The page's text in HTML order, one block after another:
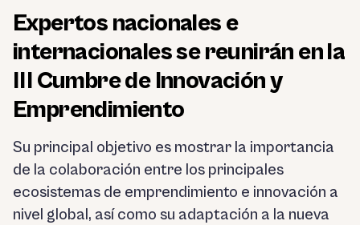
Expertos nacionales e
internacionales se reunirán en la
III Cumbre de Innovación y
Emprendimiento
Su principal objetivo es mostrar la importancia
de la colaboración entre los principales
ecosistemas de emprendimiento e innovación a
nivel global, así como su adaptación a la nueva